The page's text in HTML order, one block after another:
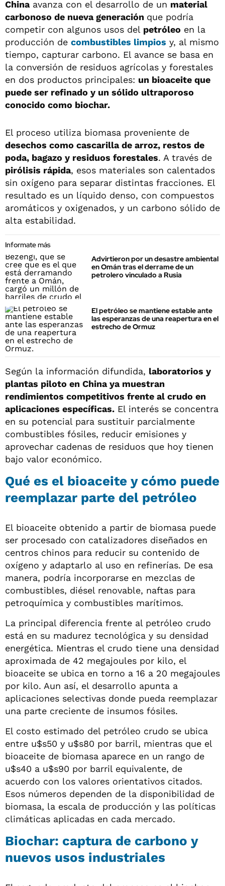
Chinaavanza con el desarrollo de un material
carbonoso de nueva generación que podría
competir con algunos usos del petróleo en la
producción de combustibles limpios y, al mismo
tiempo, capturar carbono. El avance se basa en
la conversión de residuos agrícolas y forestales
en dos productos principales: un bioaceite que
puede ser refinado y un sólido ultraporoso
conocido como biochar.
El proceso utiliza biomasa proveniente de
desechos como cascarilla de arroz, restos de
poda, bagazo y residuos forestales. A través de
pirólisis rápida, esos materiales son calentados
sin oxígeno para separar distintas fracciones. El
resultado es un líquido denso, con compuestos
aromáticos y oxigenados, y un carbono sólido de
alta estabilidad.
Informate más
Advirtieron por un desastre ambiental
en Omán tras el derrame de un
petrolero vinculado a Rusia
El petróleo se mantiene estable ante
las esperanzas de una reapertura en el
estrecho de Ormuz
Según la información difundida, laboratorios y
plantas piloto en China ya muestran
rendimientos competitivos frente al crudo en
aplicaciones específicas. El interés se concentra
en su potencial para sustituir parcialmente
combustibles fósiles, reducir emisiones y
aprovechar cadenas de residuos que hoy tienen
bajo valor económico.
Qué es el bioaceite y cómo puede
reemplazar parte del petróleo
El bioaceite obtenido a partir de biomasa puede
ser procesado con catalizadores diseñados en
centros chinos para reducir su contenido de
oxígeno y adaptarlo al uso en refinerías. De esa
manera, podría incorporarse en mezclas de
combustibles, diésel renovable, naftas para
petroquímica y combustibles marítimos.
La principal diferencia frente al petróleo crudo
está en su madurez tecnológica y su densidad
energética. Mientras el crudo tiene una densidad
aproximada de 42 megajoules por kilo, el
bioaceite se ubica en torno a 16 a 20 megajoules
por kilo. Aun así, el desarrollo apunta a
aplicaciones selectivas donde pueda reemplazar
una parte creciente de insumos fósiles.
El costo estimado del petróleo crudo se ubica
entre u$s50 y u$s80 por barril, mientras que el
bioaceite de biomasa aparece en un rango de
u$s40 a u$s90 por barril equivalente, de
acuerdo con los valores orientativos citados.
Esos números dependen de la disponibilidad de
biomasa, la escala de producción y las políticas
climáticas aplicadas en cada mercado.
Biochar: captura de carbono y
nuevos usos industriales